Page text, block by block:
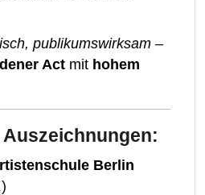
publikumswirksam –
Act mit hohem
Berlin
)